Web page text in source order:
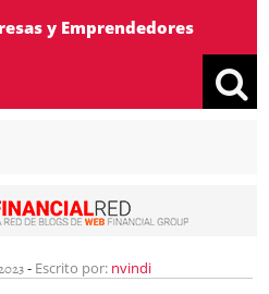
y Emprendedores
- Escrito por: nvindi